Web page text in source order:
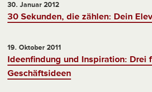
30. Januar 2012
30 Sekunden, die zählen: Dein
19. Oktober 2011
Ideenfindung und Inspiration: Drei
Geschäftsideen